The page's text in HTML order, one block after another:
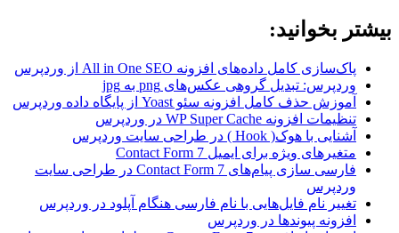
بیشتر بخوانید:
پاک‌سازی کامل داده‌های افزونه All in One SEO از وردپرس
وردپرس: تبدیل گروهی عکس‌های png به jpg
آموزش حذف کامل افزونه سئو Yoast از پایگاه داده وردپرس
تنظیمات افزونه WP Super Cache در وردپرس
آشنایی با هوک( Hook ) در طراحی سایت وردپرس
متغیرهای ویژه برای ایمیل Contact Form 7
فارسی سازی پیام‌های Contact Form 7 در طراحی سایت
وردپرس
تغییر نام فایل‌هایی با نام فارسی هنگام آپلود در وردپرس
افزونه پیوندها در وردپرس